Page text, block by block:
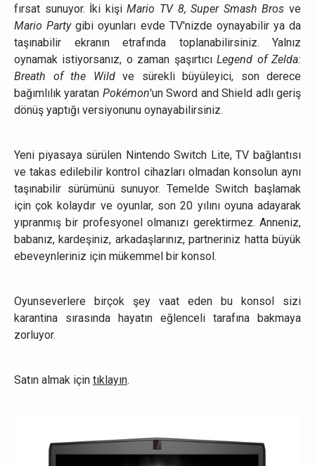
fırsat sunuyor. İki kişiMario TV 8, Super Smash Bros ve
Mario Partygibi oyunları evde TV'nizde oynayabilir ya da
taşınabilir ekranın etrafında toplanabilirsiniz. Yalnız
oynamak istiyorsanız, o zaman şaşırtıcıLegend of Zelda:
Breath of the Wildve sürekli büyüleyici, son derece
bağımlılık yaratan Pokémon'un Sword and Shield adlı geriş
dönüş yaptığı versiyonunu oynayabilirsiniz.
Yeni piyasaya sürülen Nintendo Switch Lite, TV bağlantısı
ve takas edilebilir kontrol cihazları olmadan konsolun aynı
taşınabilir sürümünü sunuyor. Temelde Switch başlamak
için çok kolaydır ve oyunlar, son 20 yılını oyuna adayarak
yıpranmış bir profesyonel olmanızı gerektirmez. Anneniz,
babanız, kardeşiniz, arkadaşlarınız, partneriniz hatta büyük
ebeveynleriniz için mükemmel bir konsol.
Oyunseverlere birçok şey vaat eden bu konsol sizi
karantina sırasında hayatın eğlenceli tarafına bakmaya
zorluyor.
Satın almak için tıklayın.